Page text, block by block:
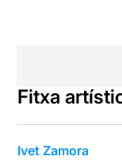
Fitxa
Ivet Zamora